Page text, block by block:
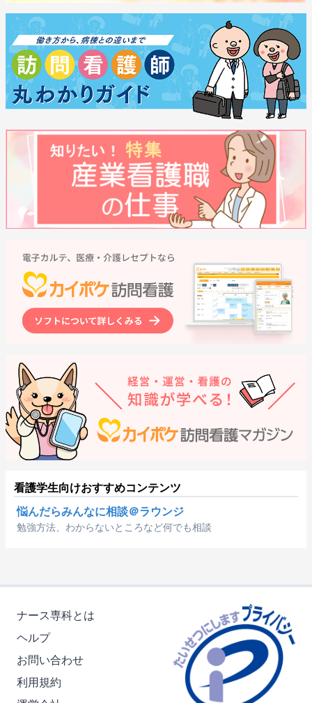
看護学生向けおすすめコンテンツ
悩んだらみんなに相談＠ラウンジ
勉強方法、わからないところなど何でも相談
ナース専科とは
ヘルプ
お問い合わせ
利用規約